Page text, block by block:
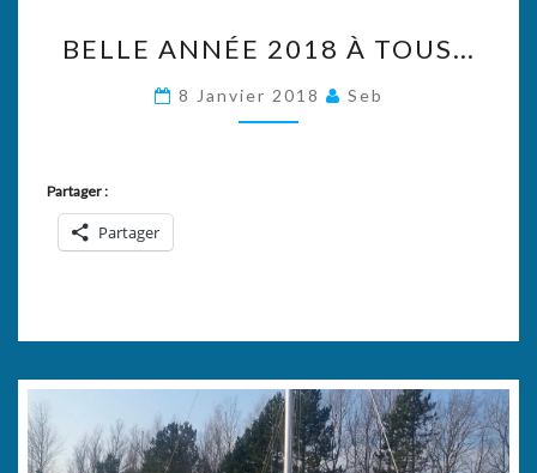
ANNÉE
2018
À
BELLE ANNÉE 2018 À TOUS…
8 Janvier 2018 Seb
Partager :
Partager